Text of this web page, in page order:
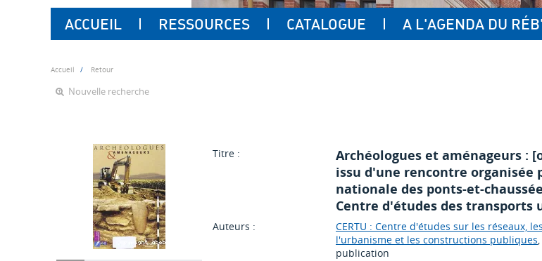
ACCUEIL RESSOURCES CATALOGUE A L'AGENDA DU
Accueil Retour
Nouvelle recherche
Titre :
Archéologues et aménageurs :
issu d'une rencontre organisée
nationale des ponts-et-
Centre d'études des transports
Auteurs :
CERTU : Centre d'études sur les réseaux,
l'urbanisme et les constructions publiques
publication